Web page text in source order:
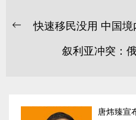
文
Previous
快速移民没用 中国
叙利亚冲突：
唐炜臻宣